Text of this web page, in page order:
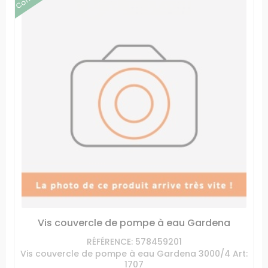
Vis couvercle de pompe à eau Gardena
RÉFÉRENCE: 578459201
Vis couvercle de pompe à eau Gardena 3000/4 Art:
1707